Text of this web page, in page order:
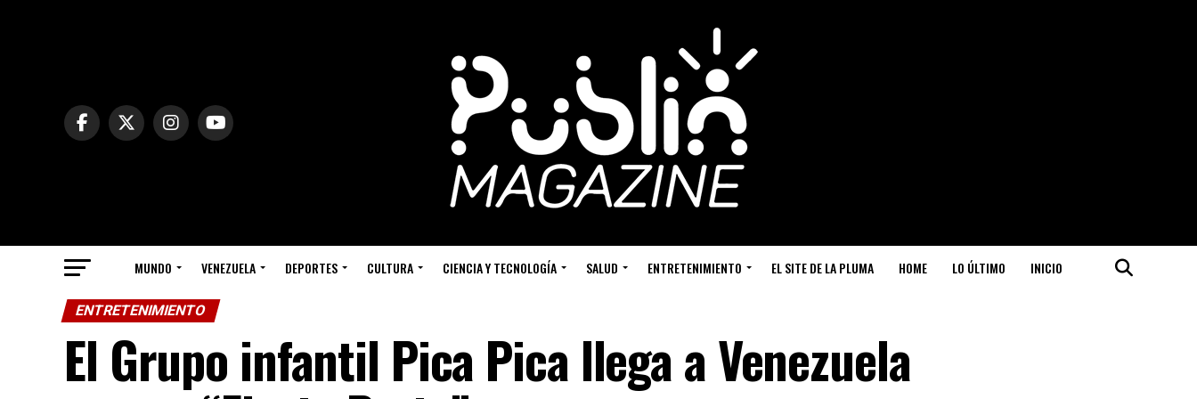
MUNDO VENEZUELA DEPORTES CULTURA CIENCIA Y TECNOLOGÍA SALUD ENTRETENIMIENTO EL SITE DE LA PLUMA HOME LO ÚLTIMO INICIO
ENTRETENIMIENTO
El Grupo infantil Pica Pica llega a Venezuela